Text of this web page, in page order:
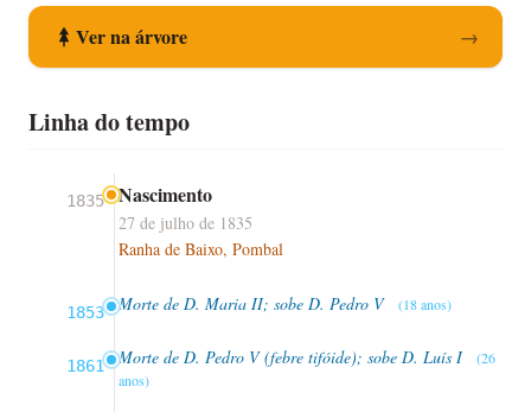
Ver na árvore →
Linha do tempo
1835 Nascimento
27 de julho de 1835
Ranha de Baixo, Pombal
1853 Morte de D. Maria II; sobe D. Pedro V (18 anos)
1861 Morte de D. Pedro V (febre tifóide); sobe D. Luís I
(26
anos)